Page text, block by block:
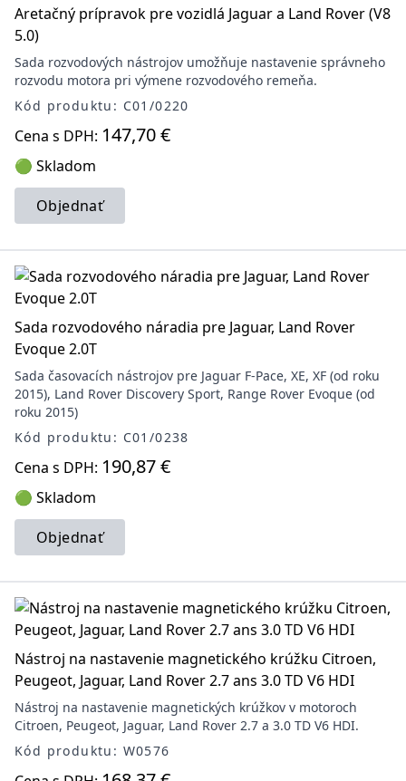
Aretačný prípravok pre vozidlá Jaguar a Land Rover (V8
5.0)
Sada rozvodových nástrojov umožňuje nastavenie správneho
rozvodu motora pri výmene rozvodového remeňa.
Kód produktu: C01/0220
Cena s DPH: 147,70 €
🟢 Skladom
Objednať
Sada rozvodového náradia pre Jaguar, Land Rover
Evoque 2.0T
Sada časovacích nástrojov pre Jaguar F-Pace, XE, XF (od roku
2015), Land Rover Discovery Sport, Range Rover Evoque (od
roku 2015)
Kód produktu: C01/0238
Cena s DPH: 190,87 €
🟢 Skladom
Objednať
Nástroj na nastavenie magnetického krúžku Citroen,
Peugeot, Jaguar, Land Rover 2.7 ans 3.0 TD V6 HDI
Nástroj na nastavenie magnetických krúžkov v motoroch
Citroen, Peugeot, Jaguar, Land Rover 2.7 a 3.0 TD V6 HDI.
Kód produktu: W0576